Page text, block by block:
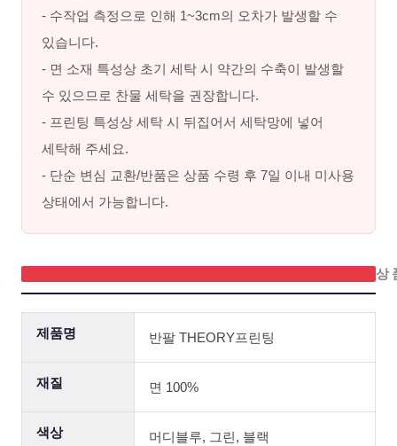
- 수작업 측정으로 인해 1~3cm의 오차가 발생할 수
있습니다.
- 면 소재 특성상 초기 세탁 시 약간의 수축이 발생할
수 있으므로 찬물 세탁을 권장합니다.
- 프린팅 특성상 세탁 시 뒤집어서 세탁망에 넣어
세탁해 주세요.
- 단순 변심 교환/반품은 상품 수령 후 7일 이내 미사용
상태에서 가능합니다.
상
제품명 반팔 THEORY프린팅
재질 면 100%
색상 머디블루, 그린, 블랙